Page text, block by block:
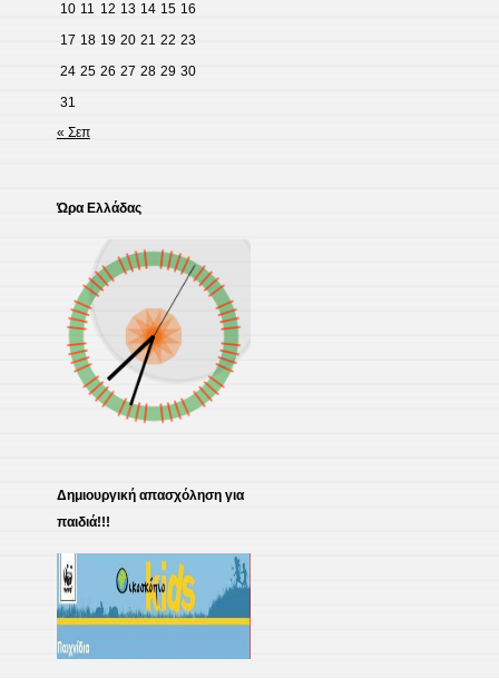
10 11 12 13 14 15 16
17 18 19 20 21 22 23
24 25 26 27 28 29 30
31
« Σεπ
Ώρα Ελλάδας
Δημιουργική απασχόληση για
παιδιά!!!